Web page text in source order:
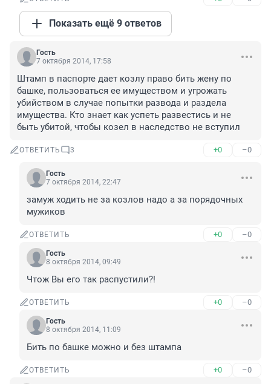
Показать ещё 9 ответов
Гость
7 октября 2014, 17:58
Штамп в паспорте дает козлу право бить жену по
башке, пользоваться ее имуществом и угрожать
убийством в случае попытки развода и раздела
имущества. Кто знает как успеть развестись и не
быть убитой, чтобы козел в наследство не вступил
ОТВЕТИТЬ 3 +0 –0
Гость
7 октября 2014, 22:47
замуж ходить не за козлов надо а за порядочных
мужиков
ОТВЕТИТЬ +0 –0
Гость
8 октября 2014, 09:49
Чтож Вы его так распустили?!
ОТВЕТИТЬ +0 –0
Гость
8 октября 2014, 11:09
Бить по башке можно и без штампа
ОТВЕТИТЬ +0 –0